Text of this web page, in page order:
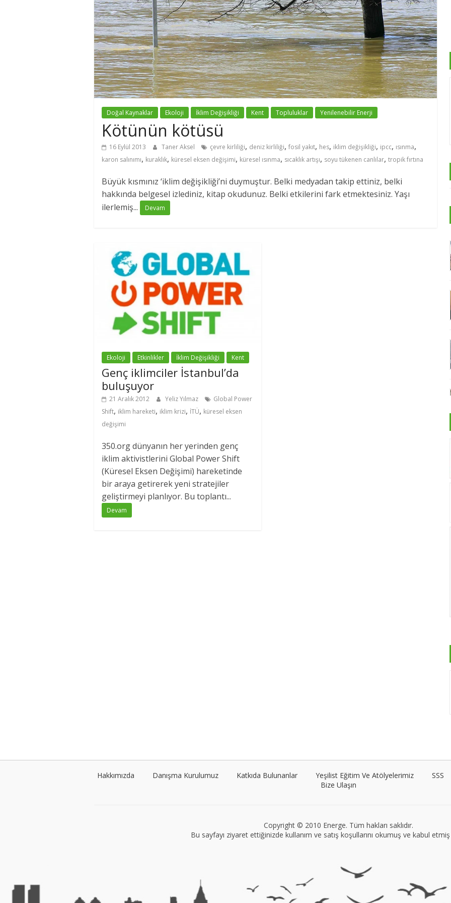
Doğal Kaynaklar Ekoloji İklim Değişikliği Kent Topluluklar Yenilenebilir Enerji
Kötünün kötüsü
16 Eylül 2013 Taner Aksel çevre kirliliği, deniz kirliliği, fosil yakıt, hes, iklim değişikliği, ipcc, ısınma,
karon salınımı, kuraklık, küresel eksen değişimi, küresel ısınma, sıcaklık artışı, soyu tükenen canlılar, tropik fırtına
Büyük kısmınız ‘iklim değişikliği’ni duymuştur. Belki medyadan takip ettiniz, belki
hakkında belgesel izlediniz, kitap okudunuz. Belki etkilerini fark etmektesiniz. Yaşı
ilerlemiş...
Devam
Ekoloji Etkinlikler İklim Değişikliği Kent
Genç iklimciler İstanbul’da
buluşuyor
21 Aralık 2012 Yeliz Yılmaz
Global Power
Shift, iklim hareketi, iklim krizi, İTÜ, küresel eksen
değişimi
350.org dünyanın her yerinden genç
iklim aktivistlerini Global Power Shift
(Küresel Eksen Değişimi) hareketinde
bir araya getirerek yeni stratejiler
geliştirmeyi planlıyor. Bu toplantı...
Devam
Hakkımızda Danışma Kurulumuz Katkıda Bulunanlar Yeşilist Eğitim Ve Atölyelerimiz SSS
Bize Ulaşın
Copyright © 2010 Energe. Tüm hakları saklıdır.
Bu sayfayı ziyaret ettiğinizde kullanım ve satış koşullarını okumuş ve kabul etmiş